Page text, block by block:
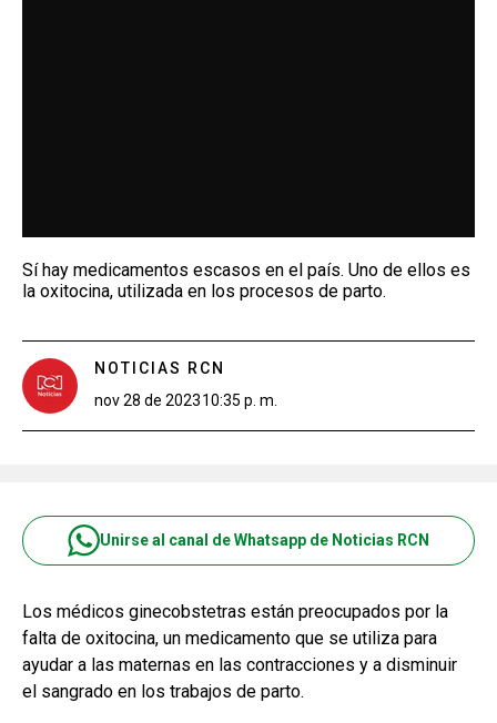
Sí hay medicamentos escasos en el país. Uno de ellos es
la oxitocina, utilizada en los procesos de parto.
NOTICIAS RCN
nov 28 de 202310:35 p. m.
Unirse al canal de Whatsapp de Noticias RCN
Los médicos ginecobstetras están preocupados por la
falta de oxitocina, un medicamento que se utiliza para
ayudar a las maternas en las contracciones y a disminuir
el sangrado en los trabajos de parto.